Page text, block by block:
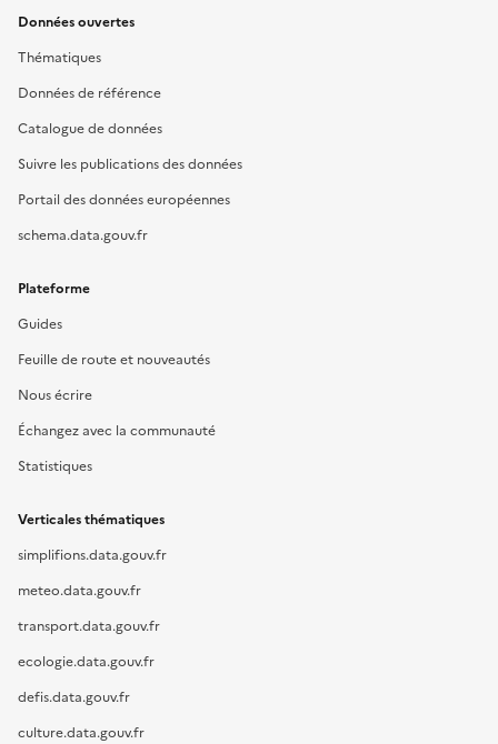
Données ouvertes
Thématiques
Données de référence
Catalogue de données
Suivre les publications des données
Portail des données européennes
schema.data.gouv.fr
Plateforme
Guides
Feuille de route et nouveautés
Nous écrire
Échangez avec la communauté
Statistiques
Verticales thématiques
simplifions.data.gouv.fr
meteo.data.gouv.fr
transport.data.gouv.fr
ecologie.data.gouv.fr
defis.data.gouv.fr
culture.data.gouv.fr